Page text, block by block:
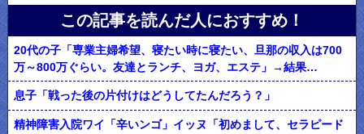
この記事を読んだ人におすすめ！
20代の子「専業主婦希望、寝たい時に寝たい、旦那の収入は700
万～800万ぐらい。友達とランチ、ヨガ、エステ」→結果…
息子「戦った後の片付けはどうしてたんだろう？」
精神障害入院ワイ「辛いンゴ」イッヌ「初めまして、セラピード